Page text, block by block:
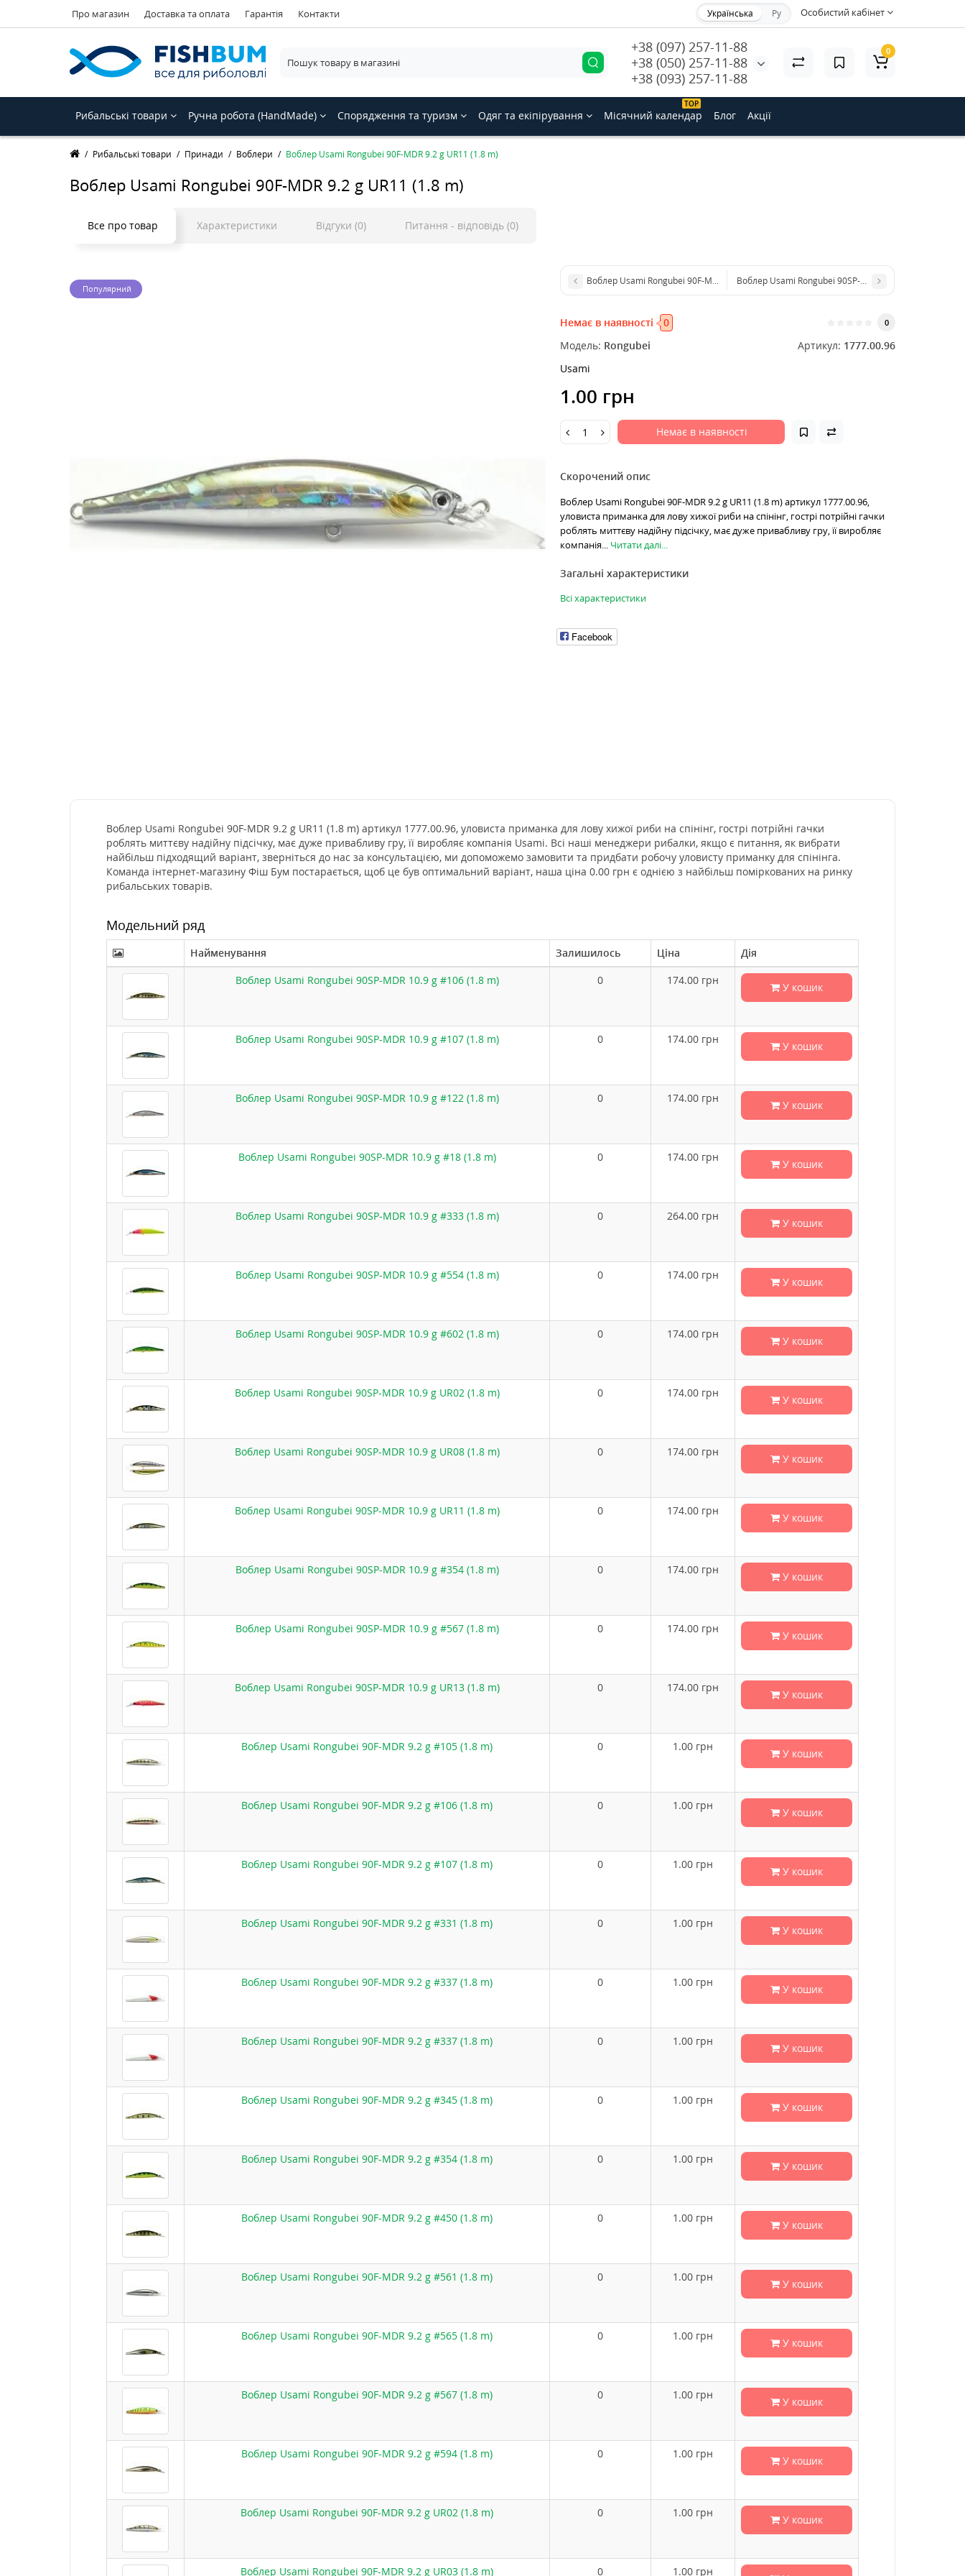
Про магазин Доставка та оплата Гарантія Контакти Особистий кабінет
Українська Ру
+38 (097) 257-11-88
+38 (050) 257-11-88
+38 (093) 257-11-88
0
Рибальські товари Ручна робота (HandMade) Спорядження та туризм Одяг та екіпірування
ТОP
Місячний календар Блог Акції
Рибальські товари Принади Воблери Воблер Usami Rongubei 90F-MDR 9.2 g UR11 (1.8 m)
Воблер Usami Rongubei 90F-MDR 9.2 g UR11 (1.8 m)
Все про товар Характеристики Відгуки (0) Питання - відповідь (0)
Популярний
Воблер Usami Rongubei 90F-MDR 9.2 g UR08 (1.8 m)Воблер Usami Rongubei 90SP-MDR 10.9 g #331 (1.8 m)
Немає в наявності 0 0
Модель: Rongubei Артикул: 1777.00.96
Usami
1.00 грн
Немає в наявності
Скорочений опис
Воблер Usami Rongubei 90F-MDR 9.2 g UR11 (1.8 m) артикул 1777.00.96,
уловиста приманка для лову хижої риби на спінінг, гострі потрійні гачки
роблять миттєву надійну підсічку, має дуже привабливу гру, її виробляє
компанія... Читати далі...
Загальні характеристики
Всі характеристики
Facebook
Воблер Usami Rongubei 90F-MDR 9.2 g UR11 (1.8 m) артикул 1777.00.96, уловиста приманка для лову хижої риби на спінінг, гострі потрійні гачки
роблять миттєву надійну підсічку, має дуже привабливу гру, її виробляє компанія Usami. Всі наші менеджери рибалки, якщо є питання, як вибрати
найбільш підходящий варіант, зверніться до нас за консультацією, ми допоможемо замовити та придбати робочу уловисту приманку для спінінга.
Команда інтернет-магазину Фіш Бум постарається, щоб це був оптимальний варіант, наша ціна 0.00 грн є однією з найбільш поміркованих на ринку
рибальських товарів.
Модельний ряд
Найменування Залишилось Ціна
Дія
Воблер Usami Rongubei 90SP-MDR 10.9 g #106 (1.8 m)
0 174.00 грн
У кошик
Воблер Usami Rongubei 90SP-MDR 10.9 g #107 (1.8 m) 0 174.00 грн
У кошик
Воблер Usami Rongubei 90SP-MDR 10.9 g #122 (1.8 m) 0 174.00 грн
У кошик
Воблер Usami Rongubei 90SP-MDR 10.9 g #18 (1.8 m) 0 174.00 грн
У кошик
Воблер Usami Rongubei 90SP-MDR 10.9 g #333 (1.8 m) 0 264.00 грн
У кошик
Воблер Usami Rongubei 90SP-MDR 10.9 g #554 (1.8 m) 0 174.00 грн
У кошик
Воблер Usami Rongubei 90SP-MDR 10.9 g #602 (1.8 m) 0 174.00 грн
У кошик
Воблер Usami Rongubei 90SP-MDR 10.9 g UR02 (1.8 m) 0 174.00 грн
У кошик
Воблер Usami Rongubei 90SP-MDR 10.9 g UR08 (1.8 m) 0 174.00 грн
У кошик
Воблер Usami Rongubei 90SP-MDR 10.9 g UR11 (1.8 m) 0 174.00 грн
У кошик
Воблер Usami Rongubei 90SP-MDR 10.9 g #354 (1.8 m) 0 174.00 грн
У кошик
Воблер Usami Rongubei 90SP-MDR 10.9 g #567 (1.8 m) 0 174.00 грн
У кошик
Воблер Usami Rongubei 90SP-MDR 10.9 g UR13 (1.8 m) 0 174.00 грн
У кошик
Воблер Usami Rongubei 90F-MDR 9.2 g #105 (1.8 m) 0 1.00 грн
У кошик
Воблер Usami Rongubei 90F-MDR 9.2 g #106 (1.8 m) 0 1.00 грн
У кошик
Воблер Usami Rongubei 90F-MDR 9.2 g #107 (1.8 m) 0 1.00 грн
У кошик
Воблер Usami Rongubei 90F-MDR 9.2 g #331 (1.8 m) 0 1.00 грн
У кошик
Воблер Usami Rongubei 90F-MDR 9.2 g #337 (1.8 m) 0 1.00 грн
У кошик
Воблер Usami Rongubei 90F-MDR 9.2 g #337 (1.8 m) 0 1.00 грн
У кошик
Воблер Usami Rongubei 90F-MDR 9.2 g #345 (1.8 m) 0 1.00 грн
У кошик
Воблер Usami Rongubei 90F-MDR 9.2 g #354 (1.8 m) 0 1.00 грн
У кошик
Воблер Usami Rongubei 90F-MDR 9.2 g #450 (1.8 m) 0 1.00 грн
У кошик
Воблер Usami Rongubei 90F-MDR 9.2 g #561 (1.8 m) 0 1.00 грн
У кошик
Воблер Usami Rongubei 90F-MDR 9.2 g #565 (1.8 m) 0 1.00 грн
У кошик
Воблер Usami Rongubei 90F-MDR 9.2 g #567 (1.8 m) 0 1.00 грн
У кошик
Воблер Usami Rongubei 90F-MDR 9.2 g #594 (1.8 m) 0 1.00 грн
У кошик
Воблер Usami Rongubei 90F-MDR 9.2 g UR02 (1.8 m) 0 1.00 грн
У кошик
Воблер Usami Rongubei 90F-MDR 9.2 g UR03 (1.8 m) 0 1.00 грн